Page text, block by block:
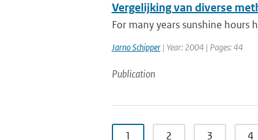
Vergelijking van diverse
For many years sunshine hours
Jarno Schipper| Year: 2004 | Pages: 44
Publication
1 2 3 4